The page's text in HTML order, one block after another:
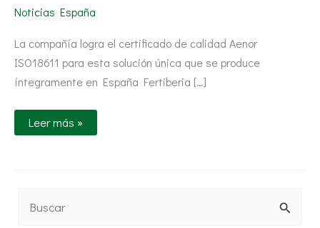
Noticias España
La compañía logra el certificado de calidad Aenor
ISO18611 para esta solución única que se produce
íntegramente en España Fertiberia […]
Leer más »